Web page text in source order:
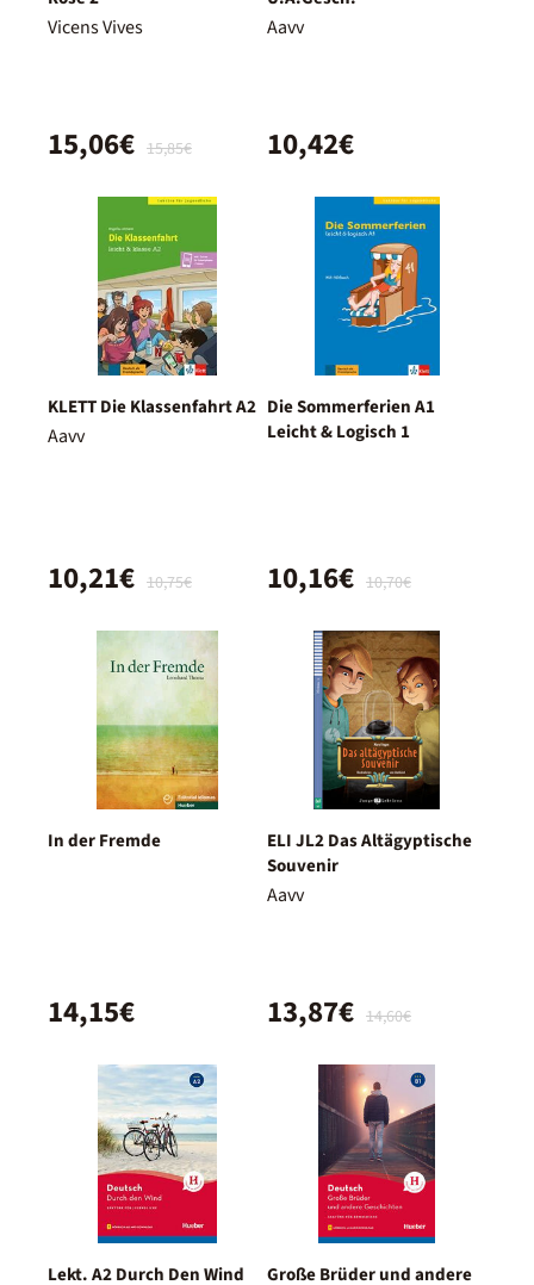
Vicens Vives
15,85€
15,06€
Aavv
10,42€
KLETT Die Klassenfahrt A2
Aavv
10,75€
10,21€
Die Sommerferien A1
Leicht & Logisch 1
10,70€
10,16€
In der Fremde
14,15€
ELI JL2 Das Altägyptische
Souvenir
Aavv
14,60€
13,87€
Lekt. A2 Durch Den Wind
Große Brüder und andere